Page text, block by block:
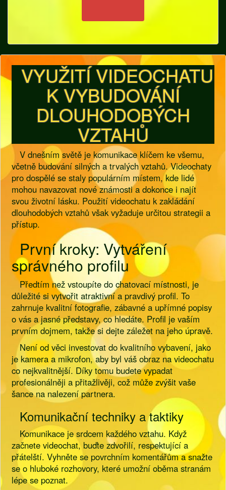
VYUŽITÍ VIDEOCHATU
K VYBUDOVÁNÍ
DLOUHODOBÝCH
VZTAHŮ
V dnešním světě je komunikace klíčem ke všemu,
včetně budování silných a trvalých vztahů. Videochaty
pro dospělé se staly populárním místem, kde lidé
mohou navazovat nové známosti a dokonce i najít
svou životní lásku. Použití videochatu k zakládání
dlouhodobých vztahů však vyžaduje určitou strategii a
přístup.
První kroky: Vytváření
správného profilu
Předtím než vstoupíte do chatovací místnosti, je
důležité si vytvořit atraktivní a pravdivý profil. To
zahrnuje kvalitní fotografie, zábavné a upřímné popisy
o vás a jasné představy, co hledáte. Profil je vaším
prvním dojmem, takže si dejte záležet na jeho úpravě.
Není od věci investovat do kvalitního vybavení, jako
je kamera a mikrofon, aby byl váš obraz na videochatu
co nejkvalitnější. Díky tomu budete vypadat
profesionálněji a přitažlivěji, což může zvýšit vaše
šance na nalezení partnera.
Komunikační techniky a taktiky
Komunikace je srdcem každého vztahu. Když
začnete videochat, buďte zdvořilí, respektující a
přátelští. Vyhněte se povrchním komentářům a snažte
se o hluboké rozhovory, které umožní oběma stranám
lépe se poznat.